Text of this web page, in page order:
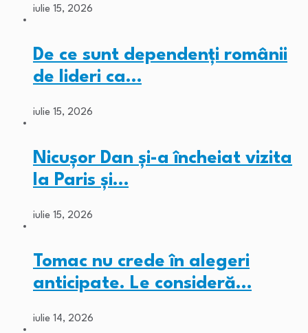
iulie 15, 2026
De ce sunt dependenți românii
de lideri ca…
iulie 15, 2026
Nicușor Dan și-a încheiat vizita
la Paris și…
iulie 15, 2026
Tomac nu crede în alegeri
anticipate. Le consideră…
iulie 14, 2026